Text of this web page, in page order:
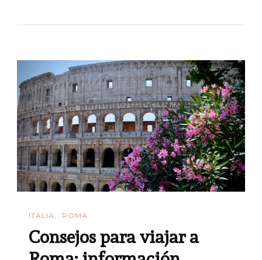
En
48
Horas:
Lo
Esencial
ITALIA ROMA
Consejos para viajar a